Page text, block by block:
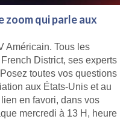
zoom qui parle aux
Américain. Tous les
District, ses experts
toutes vos questions
aux États-Unis et au
en favori, dans vos
mercredi à 13 H, heure